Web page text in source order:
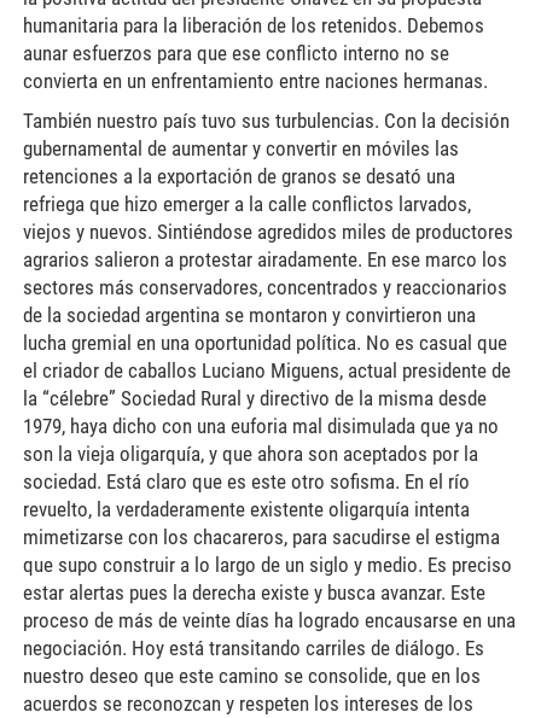
humanitaria para la liberación de los retenidos. Debemos
aunar esfuerzos para que ese conflicto interno no se
convierta en un enfrentamiento entre naciones hermanas.
También nuestro país tuvo sus turbulencias. Con la decisión
gubernamental de aumentar y convertir en móviles las
retenciones a la exportación de granos se desató una
refriega que hizo emerger a la calle conflictos larvados,
viejos y nuevos. Sintiéndose agredidos miles de productores
agrarios salieron a protestar airadamente. En ese marco los
sectores más conservadores, concentrados y reaccionarios
de la sociedad argentina se montaron y convirtieron una
lucha gremial en una oportunidad política. No es casual que
el criador de caballos Luciano Miguens, actual presidente de
la “célebre” Sociedad Rural y directivo de la misma desde
1979, haya dicho con una euforia mal disimulada que ya no
son la vieja oligarquía, y que ahora son aceptados por la
sociedad. Está claro que es este otro sofisma. En el río
revuelto, la verdaderamente existente oligarquía intenta
mimetizarse con los chacareros, para sacudirse el estigma
que supo construir a lo largo de un siglo y medio. Es preciso
estar alertas pues la derecha existe y busca avanzar. Este
proceso de más de veinte días ha logrado encausarse en una
negociación. Hoy está transitando carriles de diálogo. Es
nuestro deseo que este camino se consolide, que en los
acuerdos se reconozcan y respeten los intereses de los